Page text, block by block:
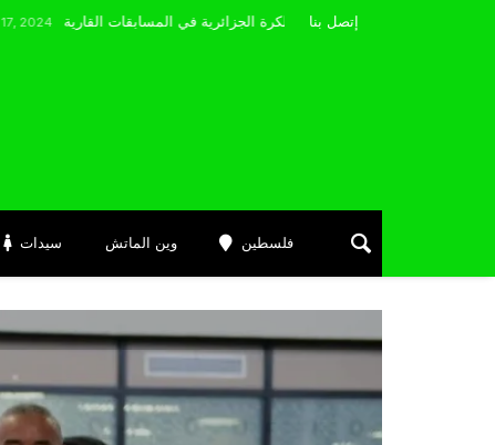
إتصل بنا
سيدات وين الماتش فلسطين